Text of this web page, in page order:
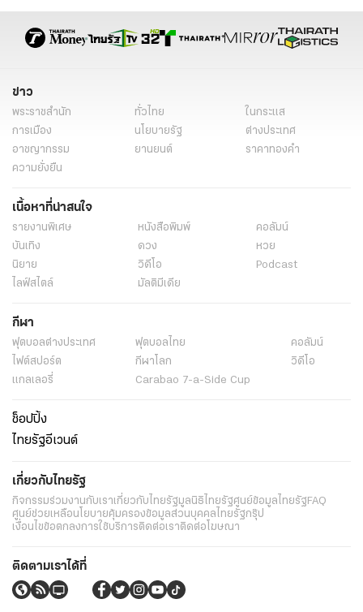
ข่าว
พระราชสำนัก ทั่วไทย
ในกระแส
การเมือง
นโยบายรัฐ
ต่างประเทศ
อาชญากรรม
ยานยนต์
ราคาทองคำ
ความยั่งยืน
เนื้อหาที่น่าสนใจ
รายงานพิเศษ หนังสือพิมพ์
คอลัมน์
บันเทิง
ดวง
หวย
นิยาย
วิดีโอ
Podcast
ไลฟ์สไตล์
มัลติมีเดีย
กีฬา
ฟุตบอลต่่างประเทศ ฟุตบอลไทย
คอลัมน์
ไฟต์สปอร์ต
กีฬาโลก
วิดีโอ
แกลเลอรี่
Carabao 7-a-Side Cup
ช็อปปิ้ง
ไทยรัฐอีเวนต์
เกี่ยวกับไทยรัฐ
กิจกรรมร่วมงานกับเราเกี่ยวกับไทยรัฐมูลนิธิไทยรัฐศูนย์ข้อมูลไทยรัฐFAQ
ศูนย์ช่วยเหลือนโยบายคุ้มครองข้อมูลส่วนบุคคลไทยรัฐกรุ๊ป
เงื่อนไขข้อตกลงการใช้บริการติดต่อเราติดต่อโฆษณา
ติดตามเราได้ที่